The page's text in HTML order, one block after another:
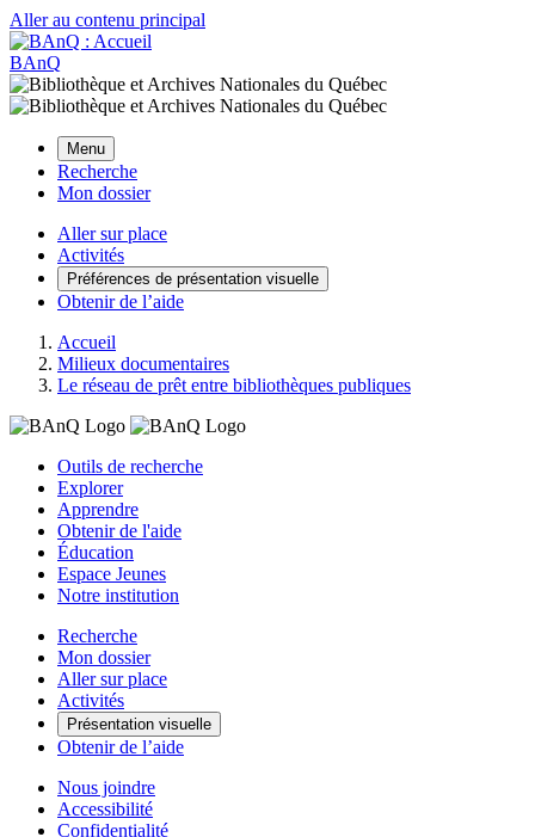
Aller au contenu principal
BAnQ
Menu
Recherche
Mon dossier
Aller sur place
Activités
Préférences de présentation visuelle
Obtenir de l’aide
Accueil
Milieux documentaires
Le réseau de prêt entre bibliothèques publiques
Outils de recherche
Explorer
Apprendre
Obtenir de l'aide
Éducation
Espace Jeunes
Notre institution
Recherche
Mon dossier
Aller sur place
Activités
Présentation visuelle
Obtenir de l’aide
Nous joindre
Accessibilité
Confidentialité